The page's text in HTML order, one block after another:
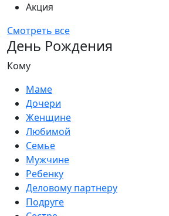
Акция
Смотреть все
День Рождения
Кому
Маме
Дочери
Женщине
Любимой
Семье
Мужчине
Ребенку
Деловому партнеру
Подруге